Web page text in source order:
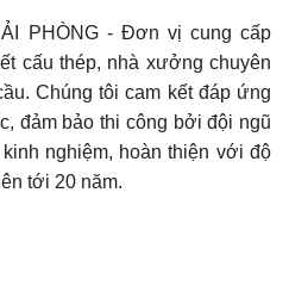
PHÒNG - Đơn vị cung cấp
cấu thép, nhà xưởng chuyên
Chúng tôi cam kết đáp ứng
đảm bảo thi công bởi đội ngũ
nghiệm, hoàn thiện với độ
tới 20 năm.